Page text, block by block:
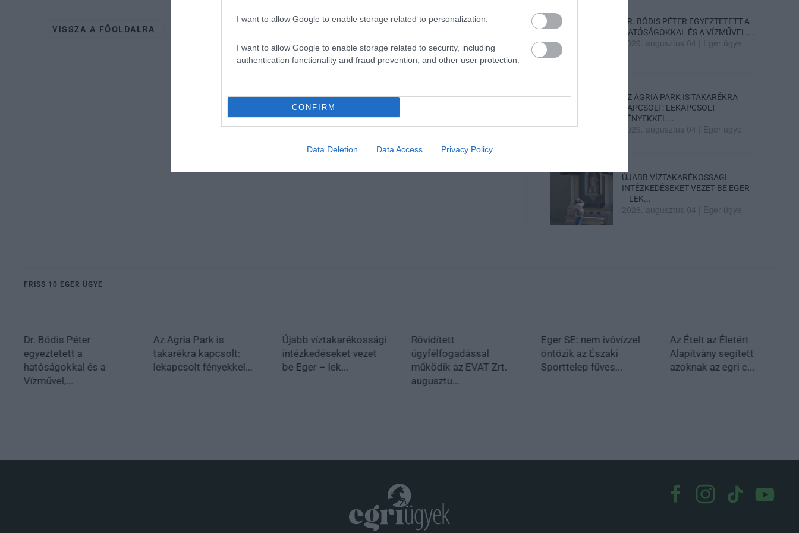
I want to allow Google to enable storage related to personalization.
I want to allow Google to enable storage related to security, including
authentication functionality and fraud prevention, and other user protection.
CONFIRM
Data Deletion Data Access Privacy Policy
VISSZA A FŐOLDALRA
DR. BÓDIS PÉTER EGYEZTETETT A
HATÓSÁGOKKAL ÉS A VÍZMŰVEL,...
2026. augusztus 04 Eger ügye
AZ AGRIA PARK IS TAKARÉKRA
KAPCSOLT: LEKAPCSOLT
FÉNYEKKEL...
2026. augusztus 04 Eger ügye
ÚJABB VÍZTAKARÉKOSSÁGI
INTÉZKEDÉSEKET VEZET BE EGER
– LEK...
2026. augusztus 04 Eger ügye
FRISS 10 EGER ÜGYE
Dr. Bódis Péter
egyeztetett a
hatóságokkal és a
Vízművel,...
Az Agria Park is
takarékra kapcsolt:
lekapcsolt fényekkel...
Újabb víztakarékossági
intézkedéseket vezet
be Eger – lek...
Rövidített
ügyfélfogadással
működik az EVAT Zrt.
augusztu...
Eger SE: nem ivóvízzel
öntözik az Északi
Sporttelep füves...
Az Ételt az Életért
Alapítvány segített
azoknak az egri c...